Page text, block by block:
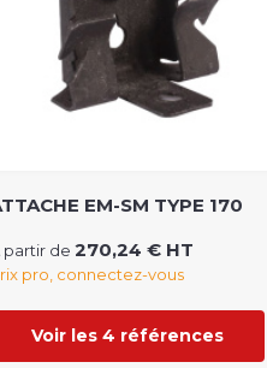
EM-SM TYPE 170
partir de 270,24 € HT
pro, connectez-vous
Voir les 4 références